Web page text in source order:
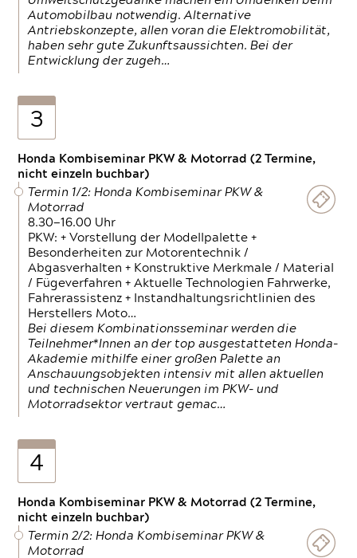
Automobilbau notwendig. Alternative
Antriebskonzepte, allen voran die Elektromobilität,
haben sehr gute Zukunftsaussichten. Bei der
Entwicklung der zugeh…
3
Honda Kombiseminar PKW & Motorrad (2 Termine,
nicht einzeln buchbar)
Termin 1/2: Honda Kombiseminar PKW &
Motorrad
8.30—16.00 Uhr
PKW: + Vorstellung der Modellpalette +
Besonderheiten zur Motorentechnik /
Abgasverhalten + Konstruktive Merkmale / Material
/ Fügeverfahren + Aktuelle Technologien Fahrwerke,
Fahrerassistenz + Instandhaltungsrichtlinien des
Herstellers Moto…
Bei diesem Kombinationsseminar werden die
Teilnehmer*Innen an der top ausgestatteten Honda-
Akademie mithilfe einer großen Palette an
Anschauungsobjekten intensiv mit allen aktuellen
und technischen Neuerungen im PKW- und
Motorradsektor vertraut gemac…
4
Honda Kombiseminar PKW & Motorrad (2 Termine,
nicht einzeln buchbar)
Termin 2/2: Honda Kombiseminar PKW &
Motorrad